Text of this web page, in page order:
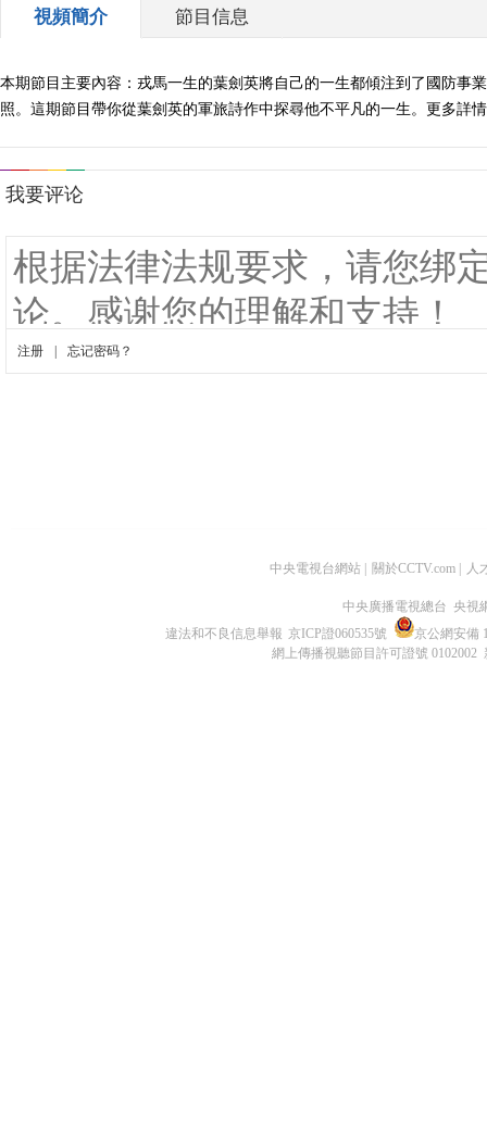
視頻簡介 節目信息
本期節目主要內容：戎馬一生的葉劍英將自己的一生都傾注到了國防事
照。這期節目帶你從葉劍英的軍旅詩作中探尋他不平凡的一生。更多詳
中央電視台網站 關於CCTV.com 人
中央廣播電視總台 央視
違法和不良信息舉報 京ICP證060535號
京公網安備
網上傳播視聽節目許可證號 0102002